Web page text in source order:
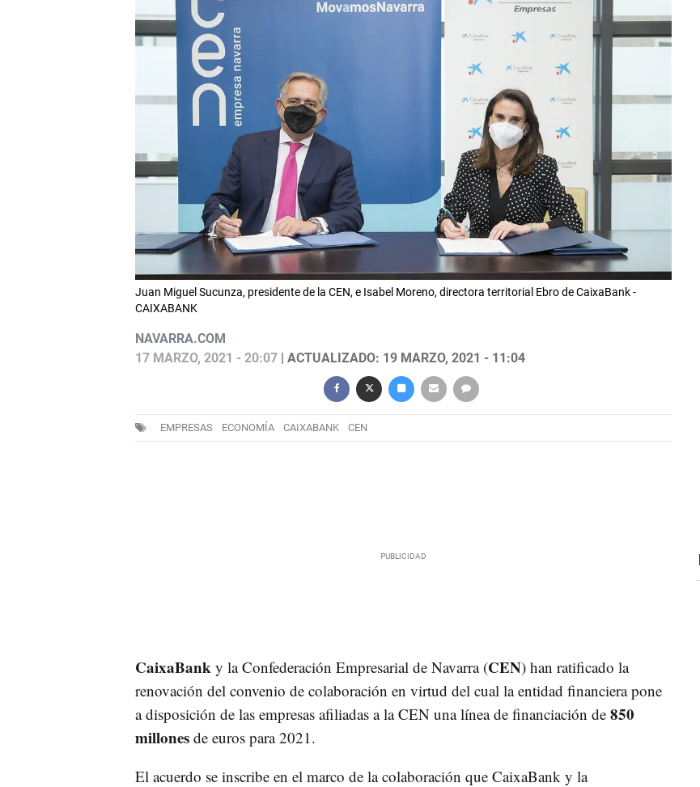
Juan Miguel Sucunza, presidente de la CEN, e Isabel Moreno, directora territorial Ebro de CaixaBank -
CAIXABANK
NAVARRA.COM
17 MARZO, 2021 - 20:07| ACTUALIZADO: 19 MARZO, 2021 - 11:04
EMPRESAS ECONOMÍA CAIXABANK CEN
CaixaBank y la Confederación Empresarial de Navarra (CEN) han ratificado la
renovación del convenio de colaboración en virtud del cual la entidad financiera pone
a disposición de las empresas afiliadas a la CEN una línea de financiación de850
millones de euros para 2021.
El acuerdo se inscribe en el marco de la colaboración que CaixaBank y la